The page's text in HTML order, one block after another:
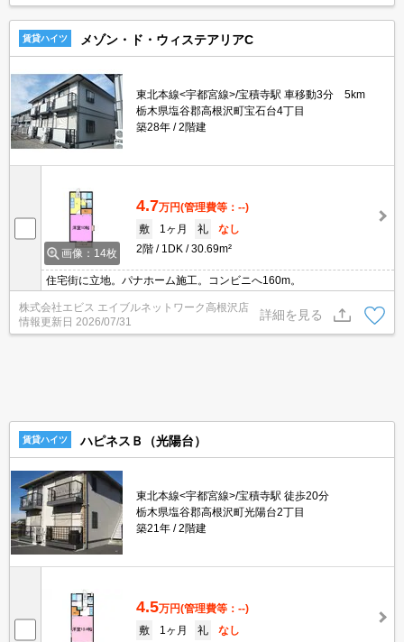
賃貸ハイツ メゾン・ド・ウィステアリアC
東北本線<宇都宮線>/宝積寺駅 車移動3分 5km
栃木県塩谷郡高根沢町宝石台4丁目
築28年
2階建
画像：14枚
4.7万円(管理費等：--)
敷
1ヶ月 礼
なし
2階
1DK 30.69m²
住宅街に立地。パナホーム施工。コンビニへ160m。
株式会社エビス エイブルネットワーク高根沢店
情報更新日 2026/07/31
詳細を見る
賃貸ハイツ ハピネスＢ（光陽台）
東北本線<宇都宮線>/宝積寺駅 徒歩20分
栃木県塩谷郡高根沢町光陽台2丁目
築21年
2階建
4.5万円(管理費等：--)
敷
1ヶ月 礼
なし